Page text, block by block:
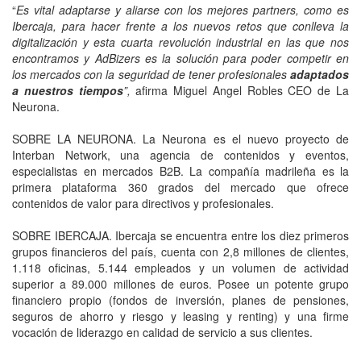
“Es vital adaptarse y aliarse con los mejores partners, como es
Ibercaja, para hacer frente a los nuevos retos que conlleva la
digitalización y esta cuarta revolución industrial en las que nos
encontramos y AdBizers es la solución para poder competir en
los mercados con la seguridad de tener profesionales adaptados
a nuestros tiempos”, afirma Miguel Angel Robles CEO de La
Neurona.
SOBRE LA NEURONA. La Neurona es el nuevo proyecto de
Interban Network, una agencia de contenidos y eventos,
especialistas en mercados B2B. La compañía madrileña es la
primera plataforma 360 grados del mercado que ofrece
contenidos de valor para directivos y profesionales.
SOBRE IBERCAJA. Ibercaja se encuentra entre los diez primeros
grupos financieros del país, cuenta con 2,8 millones de clientes,
1.118 oficinas, 5.144 empleados y un volumen de actividad
superior a 89.000 millones de euros. Posee un potente grupo
financiero propio (fondos de inversión, planes de pensiones,
seguros de ahorro y riesgo y leasing y renting) y una firme
vocación de liderazgo en calidad de servicio a sus clientes.